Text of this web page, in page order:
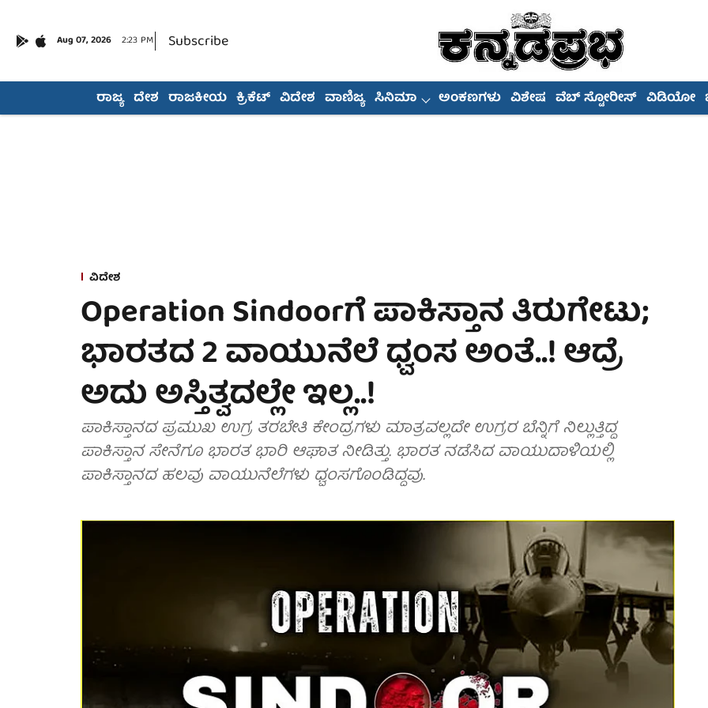
Aug 07, 2026 2:23 PM Subscribe
ರಾಜ್ಯ ದೇಶ ರಾಜಕೀಯ ಕ್ರಿಕೆಟ್ ವಿದೇಶ ವಾಣಿಜ್ಯ ಸಿನಿಮಾ ಅಂಕಣಗಳು ವಿಶೇಷ ವೆಬ್ ಸ್ಟೋರೀಸ್ ವಿಡಿಯೋ
ವಿದೇಶ
Operation Sindoorಗೆ ಪಾಕಿಸ್ತಾನ ತಿರುಗೇಟು;
ಭಾರತದ 2 ವಾಯುನೆಲೆ ಧ್ವಂಸ ಅಂತೆ..! ಆದ್ರೆ
ಅದು ಅಸ್ತಿತ್ವದಲ್ಲೇ ಇಲ್ಲ..!
ಪಾಕಿಸ್ತಾನದ ಪ್ರಮುಖ ಉಗ್ರ ತರಬೇತಿ ಕೇಂದ್ರಗಳು ಮಾತ್ರವಲ್ಲದೇ ಉಗ್ರರ ಬೆನ್ನಿಗೆ ನಿಲ್ಲುತ್ತಿದ್ದ
ಪಾಕಿಸ್ತಾನ ಸೇನೆಗೂ ಭಾರತ ಭಾರಿ ಆಘಾತ ನೀಡಿತ್ತು. ಭಾರತ ನಡೆಸಿದ ವಾಯುದಾಳಿಯಲ್ಲಿ
ಪಾಕಿಸ್ತಾನದ ಹಲವು ವಾಯುನೆಲೆಗಳು ಧ್ವಂಸಗೊಂಡಿದ್ದವು.